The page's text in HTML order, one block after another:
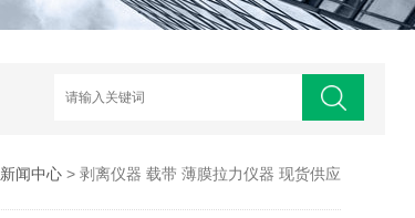
新闻中心> 剥离仪器 载带 薄膜拉力仪器 现货供应